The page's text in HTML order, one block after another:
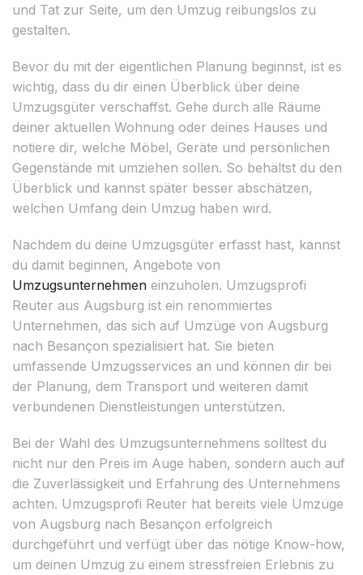
und Tat zur Seite, um den Umzug reibungslos zu
gestalten.
Bevor du mit der eigentlichen Planung beginnst, ist es
wichtig, dass du dir einen Überblick über deine
Umzugsgüter verschaffst. Gehe durch alle Räume
deiner aktuellen Wohnung oder deines Hauses und
notiere dir, welche Möbel, Geräte und persönlichen
Gegenstände mit umziehen sollen. So behältst du den
Überblick und kannst später besser abschätzen,
welchen Umfang dein Umzug haben wird.
Nachdem du deine Umzugsgüter erfasst hast, kannst
du damit beginnen, Angebote von
Umzugsunternehmen einzuholen. Umzugsprofi
Reuter aus Augsburg ist ein renommiertes
Unternehmen, das sich auf Umzüge von Augsburg
nach Besançon spezialisiert hat. Sie bieten
umfassende Umzugsservices an und können dir bei
der Planung, dem Transport und weiteren damit
verbundenen Dienstleistungen unterstützen.
Bei der Wahl des Umzugsunternehmens solltest du
nicht nur den Preis im Auge haben, sondern auch auf
die Zuverlässigkeit und Erfahrung des Unternehmens
achten. Umzugsprofi Reuter hat bereits viele Umzüge
von Augsburg nach Besançon erfolgreich
durchgeführt und verfügt über das nötige Know-how,
um deinen Umzug zu einem stressfreien Erlebnis zu